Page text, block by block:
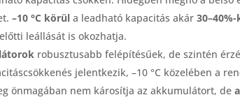
–10 °C körül a leadható kapacitás akár
leállását is okozhatja.
robusztusabb felépítésűek, de szintén
jelentkezik, –10 °C közelében a
önmagában nem károsítja az akkumulátort, de